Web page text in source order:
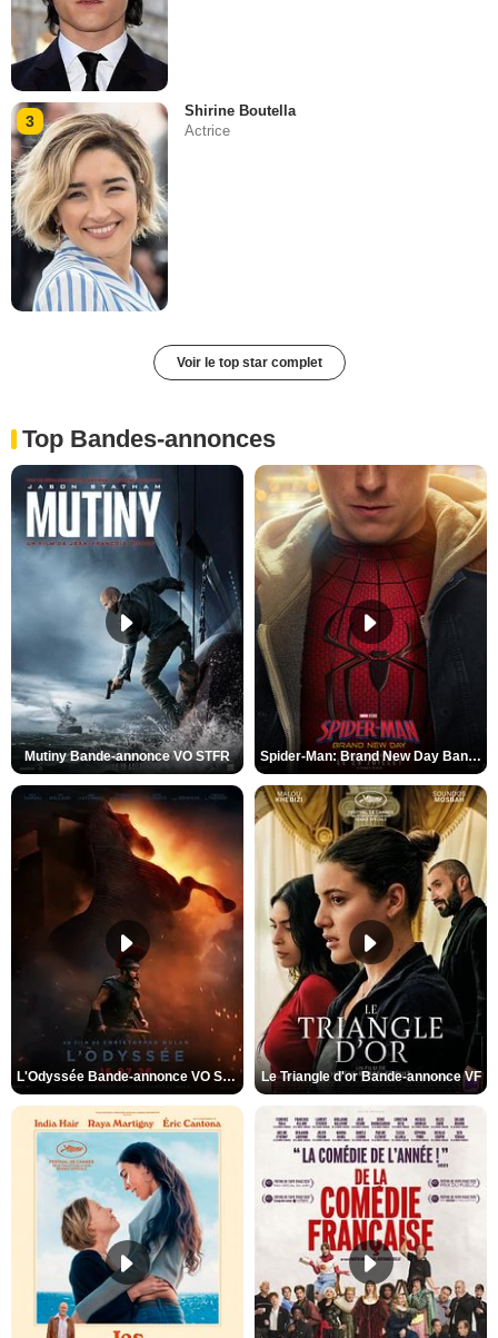
3
Shirine Boutella
Actrice
Voir le top star complet
Top Bandes-annonces
Mutiny Bande-annonce VO STFR Spider-Man: Brand New Day Bande-annonce VO STFR
L'Odyssée Bande-annonce VO STFR Le Triangle d'or Bande-annonce VF